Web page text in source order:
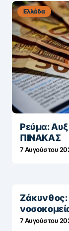
Ελλάδα
Ρεύμα:
ΠΙΝΑΚΑΣ
7 Αυγούστου
7 Αυγούστου